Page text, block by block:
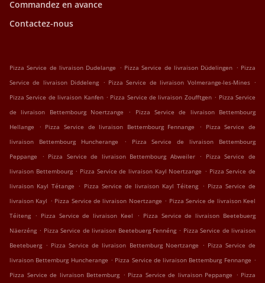
Commandez en avance
Contactez-nous
Pizza Service de livraison Dudelange . Pizza Service de livraison Düdelingen . Pizza
Service de livraison Diddeleng . Pizza Service de livraison Volmerange-les-Mines .
Pizza Service de livraison Kanfen . Pizza Service de livraison Zoufftgen . Pizza Service
de livraison Bettembourg Noertzange
.
Pizza Service de livraison Bettembourg
Hellange
. Pizza Service de livraison Bettembourg Fennange .
Pizza Service de
livraison Bettembourg Huncherange
.
Pizza Service de livraison Bettembourg
Peppange
. Pizza Service de livraison Bettembourg Abweiler .
Pizza Service de
livraison Bettembourg . Pizza Service de livraison Kayl Noertzange . Pizza Service de
livraison Kayl Tétange
. Pizza Service de livraison Kayl Téiteng . Pizza Service de
livraison Kayl . Pizza Service de livraison Noertzange . Pizza Service de livraison Keel
Téiteng . Pizza Service de livraison Keel . Pizza Service de livraison Beetebuerg
Näerzéng . Pizza Service de livraison Beetebuerg Fennéng . Pizza Service de livraison
Beetebuerg . Pizza Service de livraison Bettemburg Noertzange . Pizza Service de
livraison Bettemburg Huncherange . Pizza Service de livraison Bettemburg Fennange .
Pizza Service de livraison Bettemburg . Pizza Service de livraison Peppange . Pizza